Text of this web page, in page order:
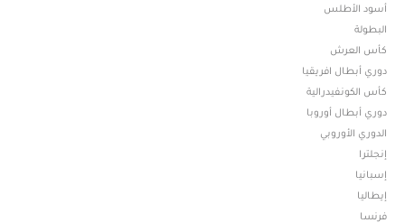
أسود الأطلس
البطولة
كأس العرش
دوري أبطال افريقيا
كأس الكونفيدرالية
دوري أبطال أوروبا
الدوري الأوروبي
إنجلترا
إسبانيا
إيطاليا
فرنسا